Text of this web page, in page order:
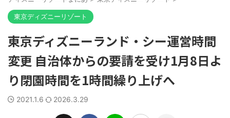
東京ディズニーリゾート
東京ディズニーランド・シー運営時間
変更 自治体からの要請を受け1月8日よ
り閉園時間を1時間繰り上げへ
2021.1.6 2026.3.29